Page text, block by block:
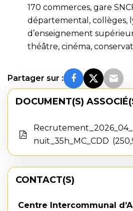
170 commerces, gare
départemental, collèges,
d’enseignement
théâtre, cinéma,
Partager sur :
DOCUMENT(S)
nuit_35h_MC_CDD
CONTACT(S)
Centre Intercommunal